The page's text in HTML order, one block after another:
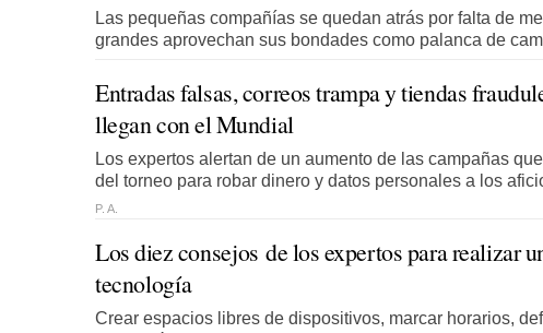
Las pequeñas compañías se quedan atrás por falta de
grandes aprovechan sus bondades como palanca de
Entradas falsas, correos trampa y tiendas
llegan con el Mundial
Los expertos alertan de un aumento de las campañas
del torneo para robar dinero y datos personales a los
P. A.
Los diez consejos de los expertos para realizar
tecnología
Crear espacios libres de dispositivos, marcar horarios,